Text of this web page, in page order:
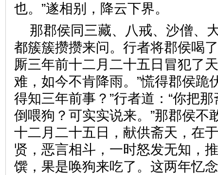
也。”遂相别，降云下界。
那郡侯同三藏、八戒、沙僧、
都簇簇攒攒来问。行者将郡侯喝
厮三年前十二月二十五日冒犯了
难，如今不肯降雨。”慌得郡侯跪
得知三年前事？”行者道：“你把
倒喂狗？可实实说来。”那郡侯不
十二月二十五日，献供斋天，在
贤，恶言相斗，一时怒发无知，
馔，果是唤狗来吃了。这两年忆